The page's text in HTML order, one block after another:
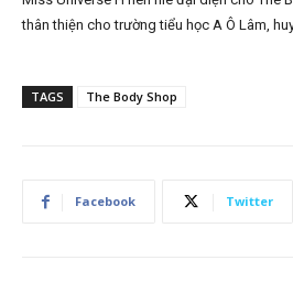
thân thiện cho trường tiểu học A Ô Lâm,
TAGS The Body Shop
Facebook Twitter